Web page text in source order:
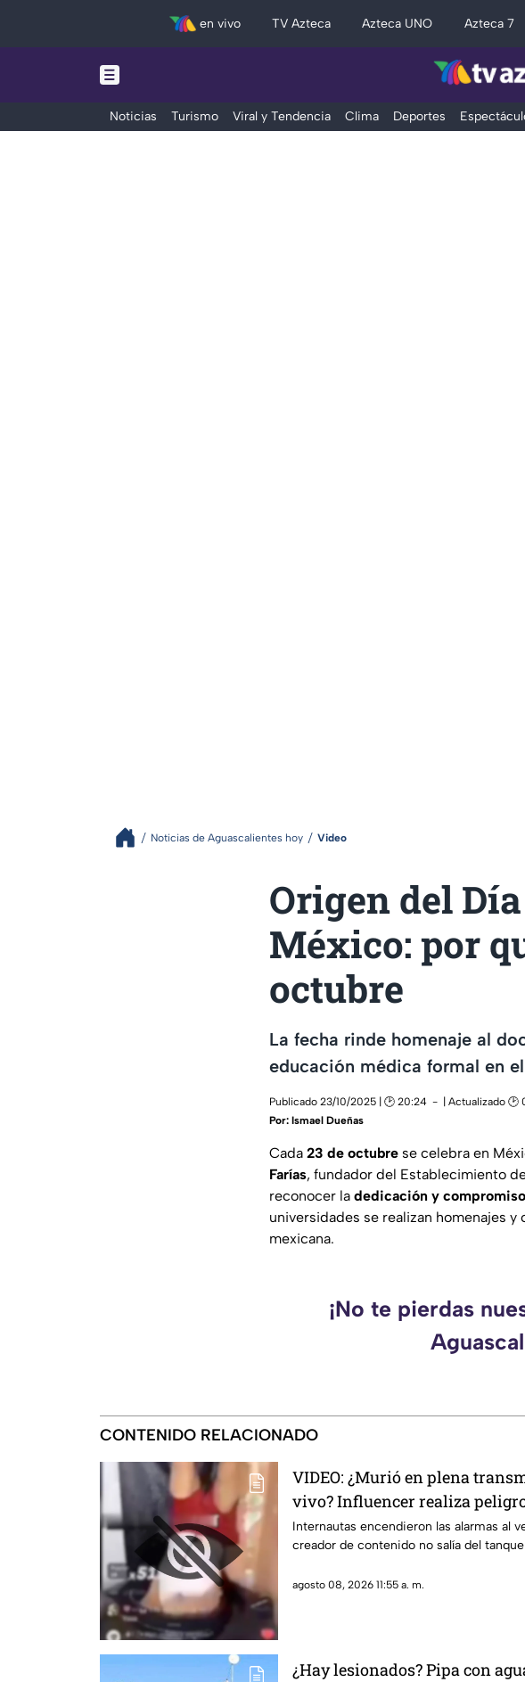
en vivo TV Azteca Azteca UNO Azteca 7
Noticias Turismo Viral y Tendencia Clima Deportes
Noticias de Aguascalientes hoy Video
Origen del
México: por
octubre
La fecha rinde homenaje al
educación médica formal en
Publicado 23/10/2025 | 🕑 20:24
| Actualizado 🕑
Por: Ismael Dueñas
Cada 23 de octubre se celebra en
Farías, fundador del Establecimiento
reconocer la dedicación y compromiso
universidades se realizan homenajes
mexicana.
¡No te pierdas
CONTENIDO RELACIONADO
VIDEO: ¿Murió en plena
vivo? Influencer realiza
hazaña dentro de un tanque
Internautas encendieron las alarmas al
creador de contenido no salía del
agosto 08, 2026 11:55 a. m.
¿Hay lesionados? Pipa con